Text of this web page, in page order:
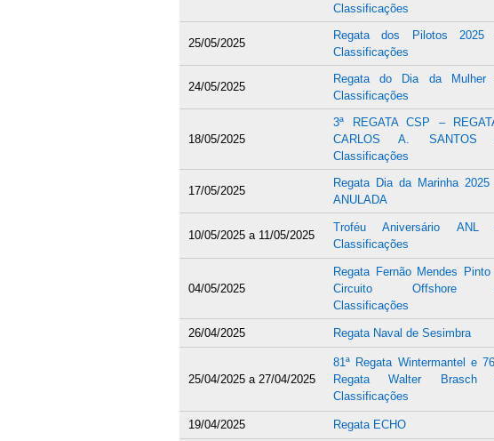
Classificações
25/05/2025
Regata dos Pilotos 2025
Classificações
24/05/2025
Regata do Dia da Mulher
Classificações
18/05/2025
3ª REGATA CSP –
CARLOS A. SANTOS
Classificações
17/05/2025
Regata Dia da Marinha 2025
ANULADA
10/05/2025 a 11/05/2025
Troféu Aniversário ANL
Classificações
04/05/2025
Regata Fernão Mendes Pinto
Circuito Offshore
Classificações
26/04/2025 Regata Naval de Sesimbra
25/04/2025 a 27/04/2025
81ª Regata Wintermantel e
Regata Walter Brasch
Classificações
19/04/2025
Regata ECHO